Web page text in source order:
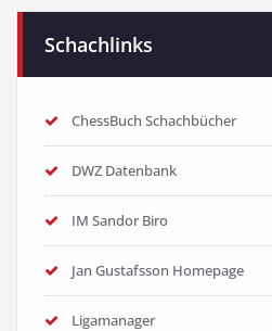
Schachlinks
ChessBuch Schachbücher
DWZ Datenbank
IM Sandor Biro
Jan Gustafsson Homepage
Ligamanager